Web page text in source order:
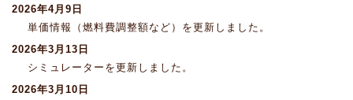
2026年4月9日
単価情報（燃料費調整額など）を更新しました。
2026年3月13日
シミュレーターを更新しました。
2026年3月10日